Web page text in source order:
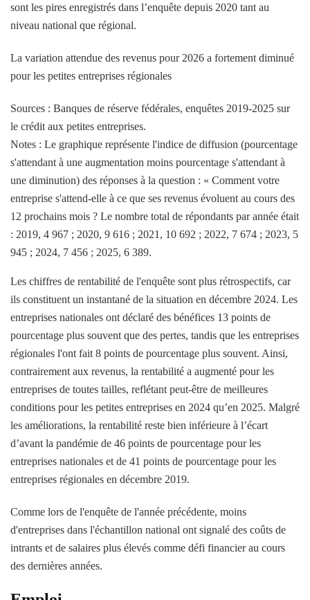
sont les pires enregistrés dans l’enquête depuis 2020 tant au
niveau national que régional.
La variation attendue des revenus pour 2026 a fortement diminué
pour les petites entreprises régionales
Sources : Banques de réserve fédérales, enquêtes 2019-2025 sur
le crédit aux petites entreprises.
Notes : Le graphique représente l'indice de diffusion (pourcentage
s'attendant à une augmentation moins pourcentage s'attendant à
une diminution) des réponses à la question : « Comment votre
entreprise s'attend-elle à ce que ses revenus évoluent au cours des
12 prochains mois ? Le nombre total de répondants par année était
: 2019, 4 967 ; 2020, 9 616 ; 2021, 10 692 ; 2022, 7 674 ; 2023, 5
945 ; 2024, 7 456 ; 2025, 6 389.
Les chiffres de rentabilité de l'enquête sont plus rétrospectifs, car
ils constituent un instantané de la situation en décembre 2024. Les
entreprises nationales ont déclaré des bénéfices 13 points de
pourcentage plus souvent que des pertes, tandis que les entreprises
régionales l'ont fait 8 points de pourcentage plus souvent. Ainsi,
contrairement aux revenus, la rentabilité a augmenté pour les
entreprises de toutes tailles, reflétant peut-être de meilleures
conditions pour les petites entreprises en 2024 qu’en 2025. Malgré
les améliorations, la rentabilité reste bien inférieure à l’écart
d’avant la pandémie de 46 points de pourcentage pour les
entreprises nationales et de 41 points de pourcentage pour les
entreprises régionales en décembre 2019.
Comme lors de l'enquête de l'année précédente, moins
d'entreprises dans l'échantillon national ont signalé des coûts de
intrants et de salaires plus élevés comme défi financier au cours
des dernières années.